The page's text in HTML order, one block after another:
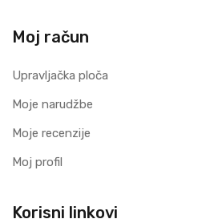
Moj račun
Upravljačka ploča
Moje narudžbe
Moje recenzije
Moj profil
Korisni linkovi